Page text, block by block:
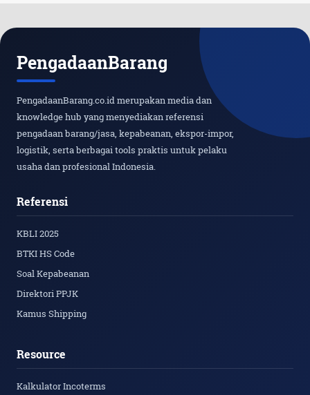
PengadaanBarang
PengadaanBarang.co.id merupakan media dan
knowledge hub yang menyediakan referensi
pengadaan barang/jasa, kepabeanan, ekspor-impor,
logistik, serta berbagai tools praktis untuk pelaku
usaha dan profesional Indonesia.
Referensi
KBLI 2025
BTKI HS Code
Soal Kepabeanan
Direktori PPJK
Kamus Shipping
Resource
Kalkulator Incoterms